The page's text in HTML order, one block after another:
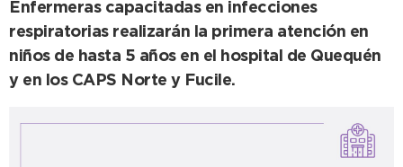
Enfermeras capacitadas en infecciones
respiratorias realizarán la primera atención en
niños de hasta 5 años en el hospital de Quequén
y en los CAPS Norte y Fucile.